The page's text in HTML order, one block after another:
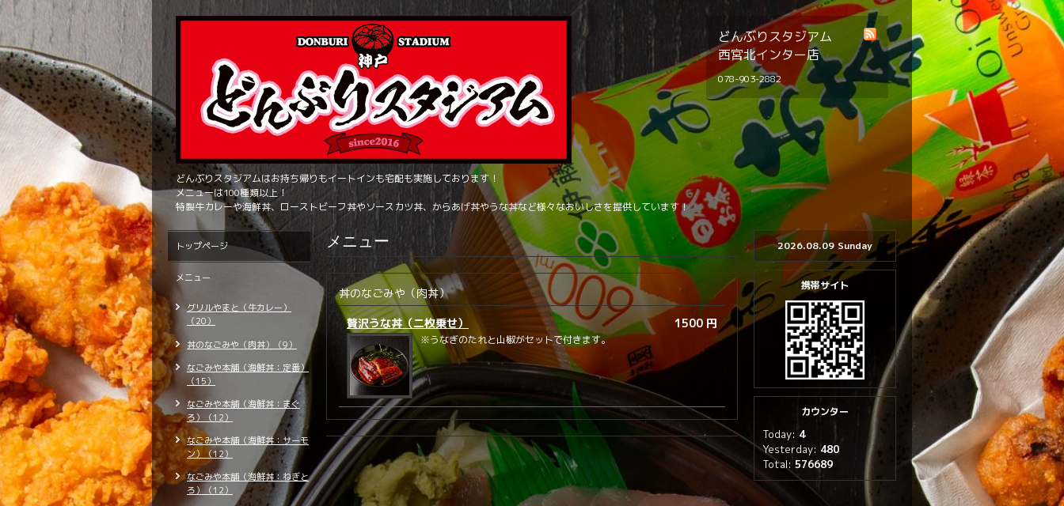
どんぶりスタジアム
西宮北インター店
078-903-2882
どんぶりスタジアムはお持ち帰りもイートインも宅配も実施しております！
メニューは100種類以上！
特製牛カレーや海鮮丼、ローストビーフ丼やソースカツ丼、からあげ丼やうな丼など様々なおいしさを提供しています！
メニュー
丼のなごみや（肉丼）
1500 円
贅沢うな丼（二枚乗せ）
※うなぎのたれと山椒がセットで付きます。
トップページ
メニュー
グリルやまと（牛カレー）
（20）
丼のなごみや（肉丼）（9）
なごみや本舗（海鮮丼：定番）
（15）
なごみや本舗（海鮮丼：まぐ
ろ）（12）
なごみや本舗（海鮮丼：サーモ
ン）（12）
なごみや本舗（海鮮丼：ねぎと
ろ）（12）
2026.08.09 Sunday
携帯サイト
カウンター
Today:4
Yesterday: 480
Total: 576689